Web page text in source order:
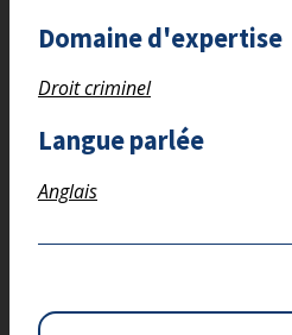
Domaine d'expertise
Droit criminel
Langue parlée
Anglais